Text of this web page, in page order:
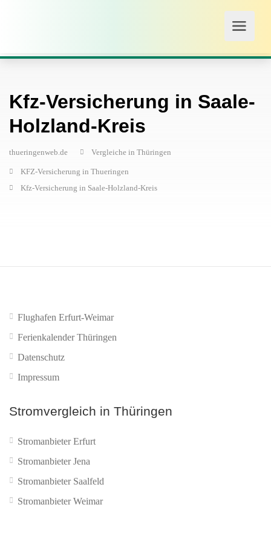
Kfz-Versicherung in Saale-
Holzland-Kreis
thueringenweb.de Vergleiche in Thüringen
KFZ-Versicherung in Thueringen
Kfz-Versicherung in Saale-Holzland-Kreis
Flughafen Erfurt-Weimar
Ferienkalender Thüringen
Datenschutz
Impressum
Stromvergleich in Thüringen
Stromanbieter Erfurt
Stromanbieter Jena
Stromanbieter Saalfeld
Stromanbieter Weimar